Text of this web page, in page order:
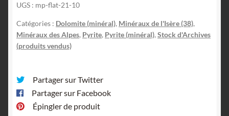
UGS : mp-flat-21-10
Catégories : Dolomite (minéral), Minéraux de l'Isère (38),
Minéraux des Alpes, Pyrite, Pyrite (minéral),Stock d'Archives
(produits vendus)
Partager sur Twitter
Partager sur Facebook
Épingler de produit